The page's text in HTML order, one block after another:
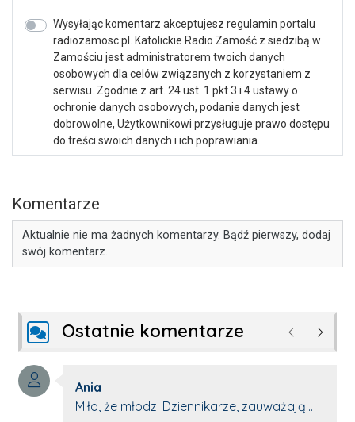
Wysyłając komentarz akceptujesz regulamin portalu
radiozamosc.pl. Katolickie Radio Zamość z siedzibą w
Zamościu jest administratorem twoich danych
osobowych dla celów związanych z korzystaniem z
serwisu. Zgodnie z art. 24 ust. 1 pkt 3 i 4 ustawy o
ochronie danych osobowych, podanie danych jest
dobrowolne, Użytkownikowi przysługuje prawo dostępu
do treści swoich danych i ich poprawiania.
Komentarze
Aktualnie nie ma żadnych komentarzy. Bądź pierwszy, dodaj
swój komentarz.
Ostatnie komentarze Poprzednie
Autor komentarza:
Ania
Treść komentarza:
Miło, że młodzi Dziennikarze, zauważają